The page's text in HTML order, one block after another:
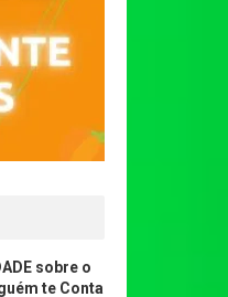
sobre o
te Conta